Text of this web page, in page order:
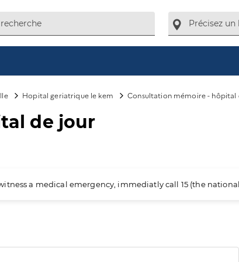
Hopital geriatrique le kem Consultation mémoire - hôpital
de jour
a medical emergency, immediatly call 15 (the